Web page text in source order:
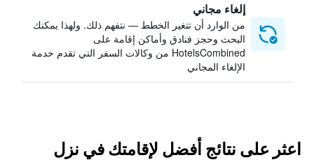
إلغاء مجاني
من الوارد أن تتغير الخطط — نتفهم ذلك. ولهذا يمكنك
البحث وحجز فنادق وأماكن إقامة على
HotelsCombined من وكالات السفر التي تقدم خدمة
الإلغاء المجاني
اعثر على نتائج أفضل لإقامتك في نزل